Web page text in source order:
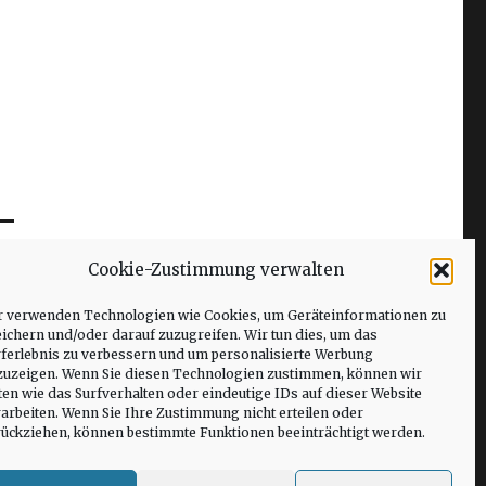
Cookie-Zustimmung verwalten
verwenden Technologien wie Cookies, um Geräteinformationen zu
und/oder darauf zuzugreifen. Wir tun dies, um das
zu verbessern und um personalisierte Werbung
Wenn Sie diesen Technologien zustimmen, können wir
wie das Surfverhalten oder eindeutige IDs auf dieser Website
Wenn Sie Ihre Zustimmung nicht erteilen oder
können bestimmte Funktionen beeinträchtigt werden.